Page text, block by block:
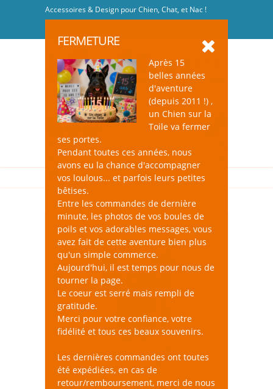
Accessoires & Design pour Chien, Chat, et Nac !
FERMETURE
Après 15
belles années
d'aventure
(depuis 2011 !) ,
un Chien sur la
Toile va fermer
ses portes.
Pendant toutes ces années, nous
avons eu la chance d'accompagner
vos loulous... et parfois leurs petites
bêtises.
Entre les commandes de dernière
minute, les photos de vos boules de
poils et vos adorables messages, vous
avez fait de cette aventure bien plus
qu'un simple commerce.
Aujourd'hui, il est temps pour nous de
tourner la page.
Le coeur est serré mais rempli de
gratitude.
Merci pour votre confiance, votre
fidélité et tous ces beaux souvenirs.
Les dernières commandes ont toutes
été expédiées, en cas de
retour/remboursement, merci de nous